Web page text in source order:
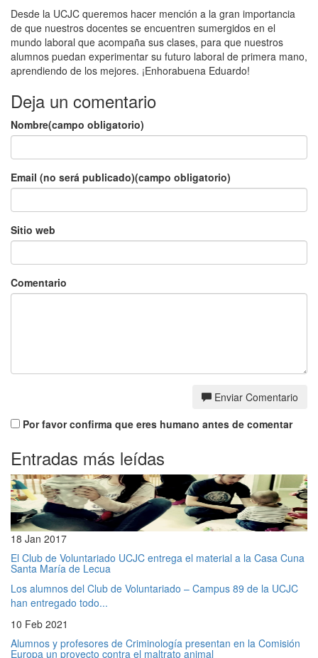
Desde la UCJC queremos hacer mención a la gran importancia
de que nuestros docentes se encuentren sumergidos en el
mundo laboral que acompaña sus clases, para que nuestros
alumnos puedan experimentar su futuro laboral de primera mano,
aprendiendo de los mejores. ¡Enhorabuena Eduardo!
Deja un comentario
Nombre(campo obligatorio)
Email (no será publicado)(campo obligatorio)
Sitio web
Comentario
Enviar Comentario
Por favor confirma que eres humano antes de comentar
Entradas más leídas
18 Jan 2017
El Club de Voluntariado UCJC entrega el material a la Casa Cuna
Santa María de Lecua
Los alumnos del Club de Voluntariado – Campus 89 de la UCJC
han entregado todo...
10 Feb 2021
Alumnos y profesores de Criminología presentan en la Comisión
Europa un proyecto contra el maltrato animal